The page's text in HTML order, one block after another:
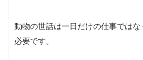
動物の世話は一日だけの仕事では
必要です。